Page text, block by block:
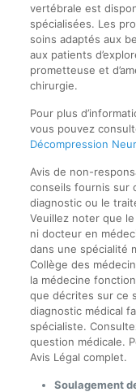
vertébrale est
spécialisées. Les
soins adaptés aux
aux patients
prometteuse et
chirurgie.
Pour plus
vous pouvez
Décompression
Avis de non-
conseils fournis sur
diagnostic ou le
Veuillez noter que
ni docteur en
dans une spécialité
Collège des
la médecine
que décrites sur ce
diagnostic médical
spécialiste.
question médicale.
Avis Légal complet.
Soulagement